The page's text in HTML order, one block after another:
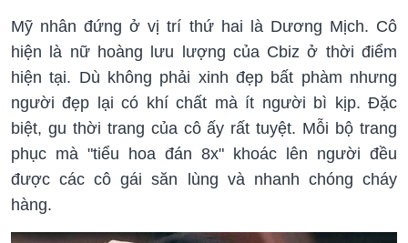
Mỹ nhân đứng ở vị trí thứ hai là Dương Mịch. Cô
hiện là nữ hoàng lưu lượng của Cbiz ở thời điểm
hiện tại. Dù không phải xinh đẹp bất phàm nhưng
người đẹp lại có khí chất mà ít người bì kịp. Đặc
biệt, gu thời trang của cô ấy rất tuyệt. Mỗi bộ trang
phục mà "tiểu hoa đán 8x" khoác lên người đều
được các cô gái săn lùng và nhanh chóng cháy
hàng.